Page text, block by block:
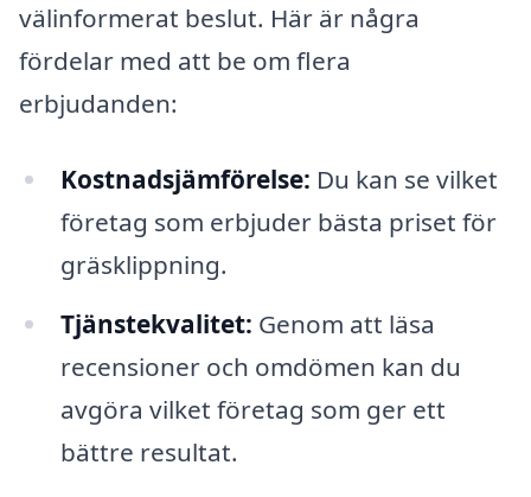
välinformerat beslut. Här är några
fördelar med att be om flera
erbjudanden:
Kostnadsjämförelse: Du kan se vilket
företag som erbjuder bästa priset för
gräsklippning.
Tjänstekvalitet: Genom att läsa
recensioner och omdömen kan du
avgöra vilket företag som ger ett
bättre resultat.